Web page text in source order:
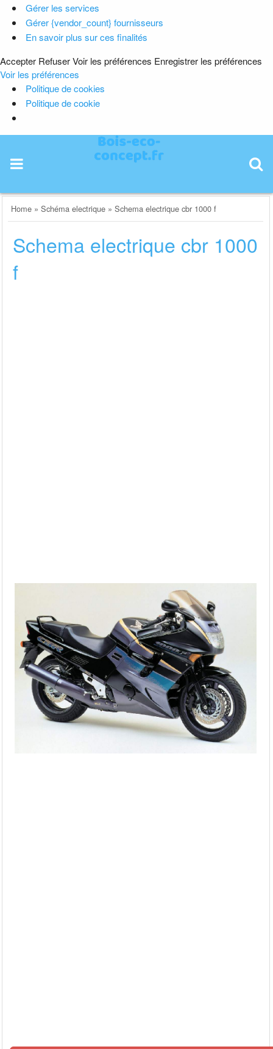
Gérer les services
Gérer {vendor_count} fournisseurs
En savoir plus sur ces finalités
Accepter RefuserVoir les préférences Enregistrer les préférences
Voir les préférences
Politique de cookies
Politique de cookie
content
Home »Schéma electrique »Schema electrique cbr 1000 f
Schema electrique cbr 1000
f